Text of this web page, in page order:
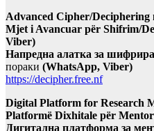
Advanced Cipher/Deciphering
Mjet i Avancuar për Shifrim/
Viber)
Напредна алатка за
пораки (WhatsApp, Viber)
https://decipher.free.nf
Digital Platform for Research
Platformë Dixhitale për
Дигитална платформа за